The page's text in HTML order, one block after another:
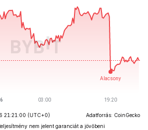
21:21:00 (UTC+0)
Adatforrás: CoinGecko
nem jelent garanciát a jövőbeni